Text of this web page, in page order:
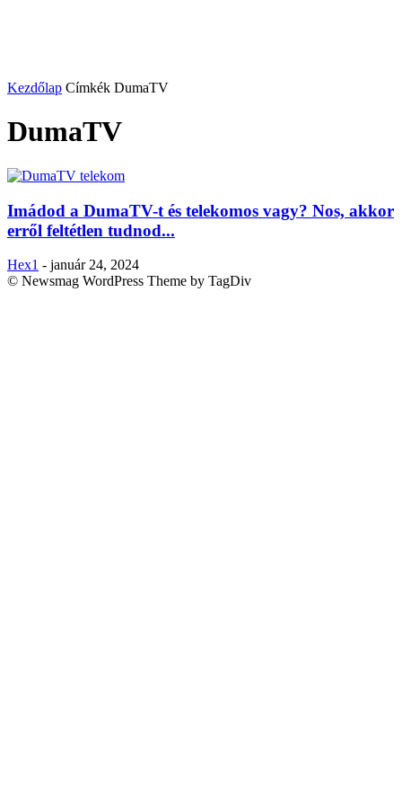
Kezdőlap Címkék DumaTV
DumaTV
Imádod a DumaTV-t és telekomos vagy? Nos, akkor
erről feltétlen tudnod...
Hex1 - január 24, 2024
© Newsmag WordPress Theme by TagDiv